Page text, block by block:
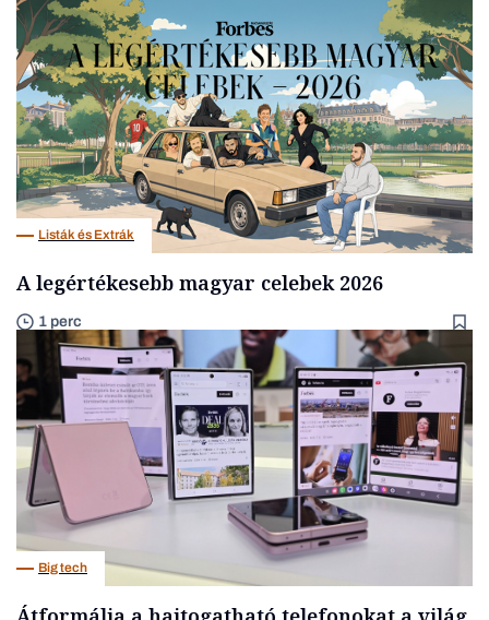
Listák és Extrák
A legértékesebb magyar celebek 2026
1 perc
Big tech